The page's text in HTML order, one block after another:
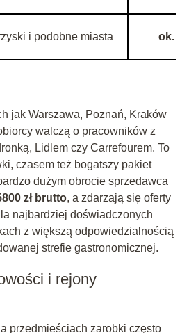
i podobne miasta ok.
jak Warszawa, Poznań, Kraków
walczą o pracowników z
Lidlem czy Carrefourem. To
czasem też bogatszy pakiet
dużym obrocie sprzedawca
zł brutto, a zdarzają się oferty
najbardziej doświadczonych
z większą odpowiedzialnością
strefie gastronomicznej.
i rejony
przedmieściach zarobki często